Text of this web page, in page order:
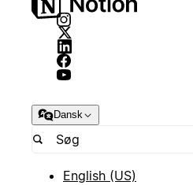
Dansk
English (US)